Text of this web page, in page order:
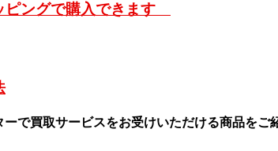
ピングで購入できます
で買取サービスをお受けいただける商品をご